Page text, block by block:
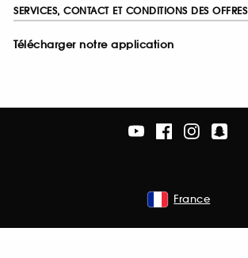
SERVICES, CONTACT ET CONDITIONS DES OFFRES
Télécharger notre application
France